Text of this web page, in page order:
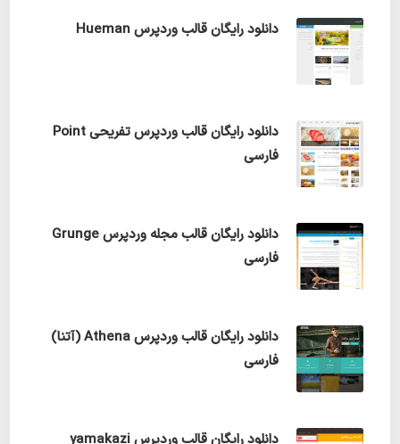
دانلود رایگان قالب وردپرس Hueman
دانلود رایگان قالب وردپرس تفریحی Point
فارسی
دانلود رایگان قالب مجله وردپرس Grunge
فارسی
دانلود رایگان قالب وردپرس Athena (آتنا)
فارسی
دانلود رایگان قالب وردپرس yamakazi